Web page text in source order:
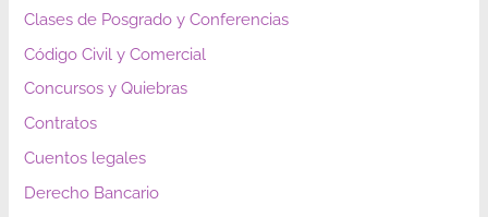
Clases de Posgrado y Conferencias
Código Civil y Comercial
Concursos y Quiebras
Contratos
Cuentos legales
Derecho Bancario